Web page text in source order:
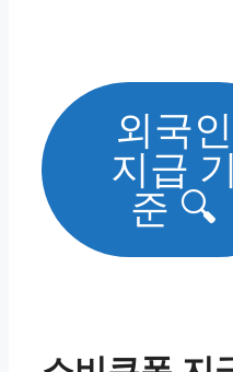
외국인
지급 기
준 🔍